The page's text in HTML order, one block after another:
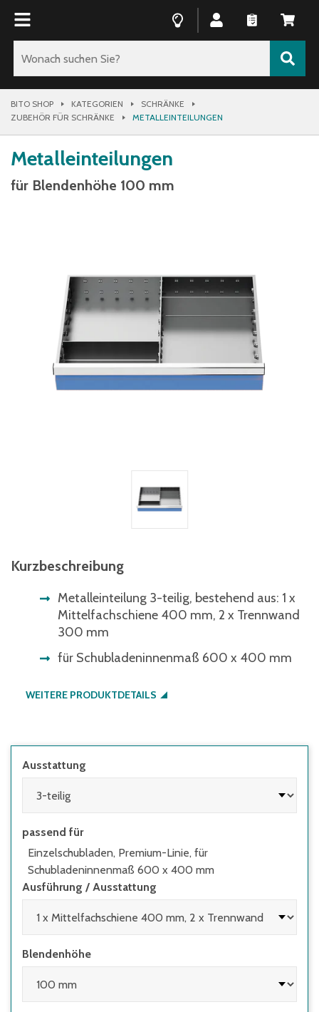
BITO SHOP KATEGORIEN
SCHRÄNKE
ZUBEHÖR FÜR SCHRÄNKE
METALLEINTEILUNGEN
Metalleinteilungen
für Blendenhöhe 100 mm
Kurzbeschreibung
Metalleinteilung 3-teilig, bestehend aus: 1 x
Mittelfachschiene 400 mm, 2 x Trennwand
300 mm
für Schubladeninnenmaß 600 x 400 mm
WEITERE PRODUKTDETAILS
Ausstattung
passend für
Einzelschubladen, Premium-Linie, für
Schubladeninnenmaß 600 x 400 mm
Ausführung / Ausstattung
Blendenhöhe